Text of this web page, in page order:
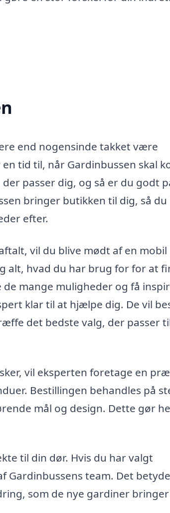
end nogensinde takket være
tid til, når Gardinbussen skal
passer dig, og så er du godt
bringer butikken til dig, så du
efter.
vil du blive mødt af en
alt, hvad du har brug for for at
mange muligheder og få
klar til at hjælpe dig. De vil
det bedste valg, der passer
vil eksperten foretage en
Bestillingen behandles på
mål og design. Dette gør
til din dør. Hvis du har valgt
team. Det
som de nye gardiner